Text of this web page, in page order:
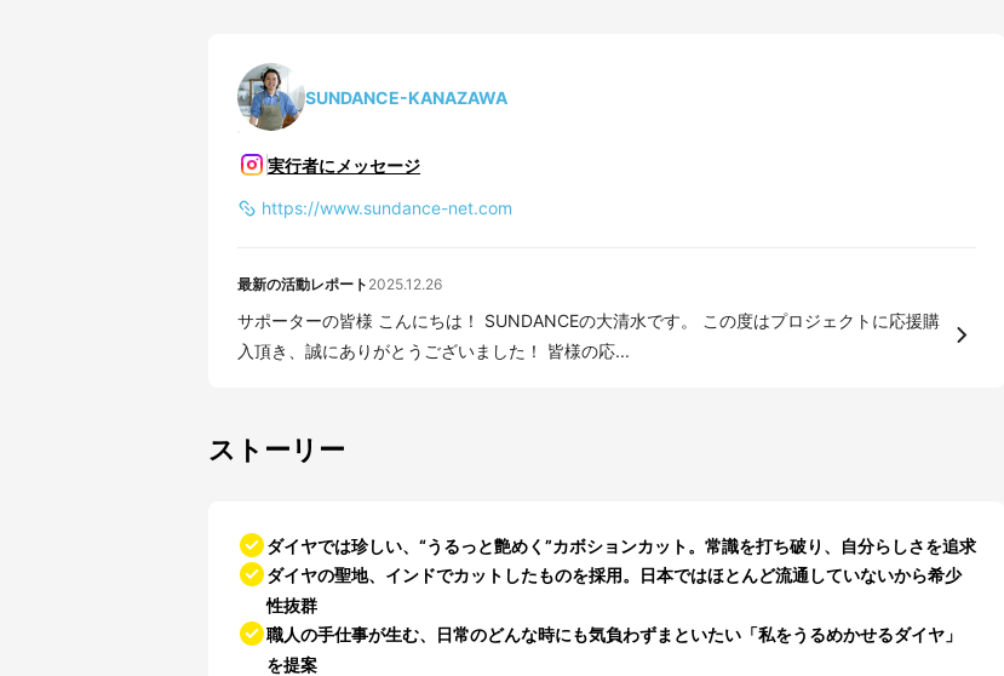
SUNDANCE-KANAZAWA
実行者にメッセージ
https://www.sundance-net.com
最新の活動レポート 2025.12.26
サポーターの皆様 こんにちは！ SUNDANCEの大清水です。 この度はプロジェクトに応援購
入頂き、誠にありがとうございました！ 皆様の応...
ストーリー
ダイヤでは珍しい、“うるっと艶めく”カボションカット。常識を打ち破り、自分らしさを追求
ダイヤの聖地、インドでカットしたものを採用。日本ではほとんど流通していないから希少
性抜群
職人の手仕事が生む、日常のどんな時にも気負わずまといたい「私をうるめかせるダイヤ」
を提案